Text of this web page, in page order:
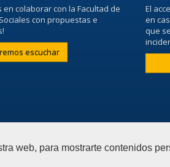
web, para mostrarte contenidos
en colaborar con la Facultad de
con propuestas e
escuchar
El
en
que